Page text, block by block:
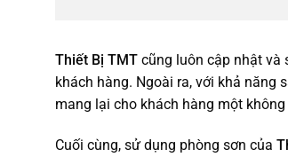
Thiết Bị TMT cũng luôn cập nhật và
khách hàng. Ngoài ra, với khả năng
mang lại cho khách hàng một
Cuối cùng, sử dụng phòng sơn của